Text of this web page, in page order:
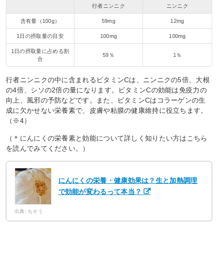
行者ニンニク ニンニク
含有量（100g） 59mg 12mg
1日の摂取量の目安 100mg 100mg
1日の摂取量に占める割
合
59％ 1％
行者ニンニクの中に含まれるビタミンCは、ニンニクの5倍、大根
の4倍、シソの2倍の量になります。ビタミンCの効能は免疫力の
向上、風邪の予防などです。また、ビタミンCはコラーゲンの生
成に欠かせない栄養素で、皮膚や粘膜の健康維持に役立ちます。
（※4）
（＊にんにくの栄養素と効能について詳しく知りたい方はこちら
を読んでみてください。）
にんにくの栄養・健康効果は？生と加熱調理
で効能が変わるって本当？
出典: ちそう